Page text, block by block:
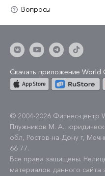
Скачать приложение World
© 2004-2026 Фитнес-центр
Плужников М. А.,
обл, Ростов-на-Дону г,
66 77.
Все права защищены.
материалов данного сайта